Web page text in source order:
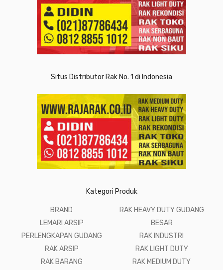
Situs Distributor Rak No. 1 di Indonesia
Kategori Produk
BRAND
LEMARI ARSIP
PERLENGKAPAN GUDANG
RAK ARSIP
RAK BARANG
RAK HEAVY DUTY GUDANG
BESAR
RAK INDUSTRI
RAK LIGHT DUTY
RAK MEDIUM DUTY